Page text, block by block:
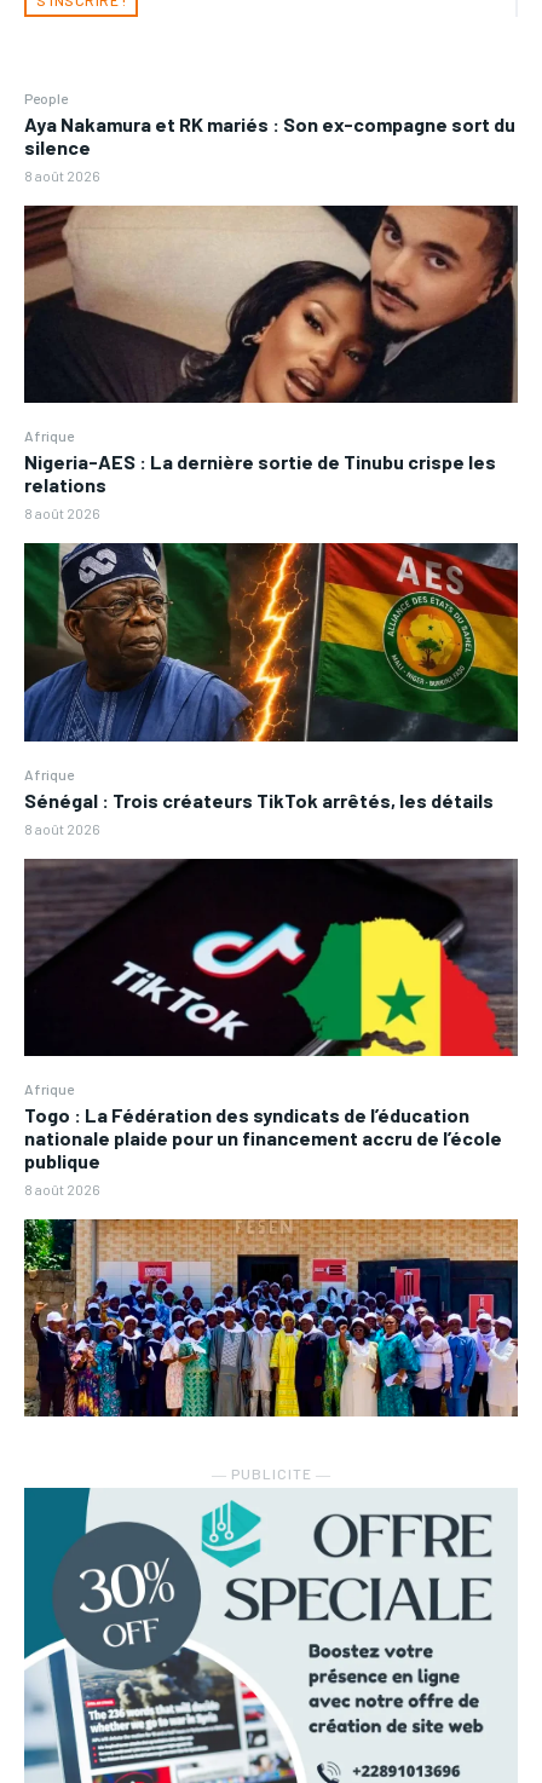
People
Aya Nakamura et RK mariés : Son ex-compagne sort du
silence
8 août 2026
Afrique
Nigeria-AES : La dernière sortie de Tinubu crispe les
relations
8 août 2026
Afrique
Sénégal : Trois créateurs TikTok arrêtés, les détails
8 août 2026
Afrique
Togo : La Fédération des syndicats de l’éducation
nationale plaide pour un financement accru de l’école
publique
8 août 2026
― PUBLICITE ―